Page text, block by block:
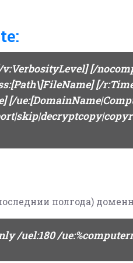
v:VerbosityLevel] [/
[/
[/
полгода)
/uel:180 /